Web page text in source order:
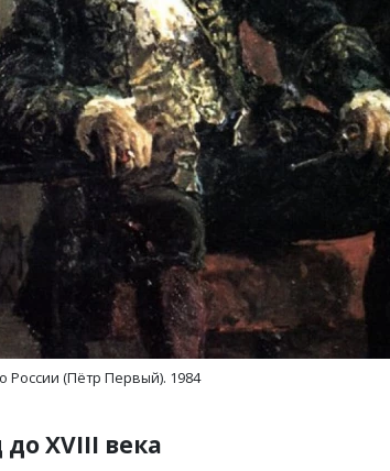
России (Пётр Первый). 1984
XVIII века
номера и вид на горы.
будет новый бутик-отель
в Белокурихе
И КВАРТИРЫ
земли.
плитами